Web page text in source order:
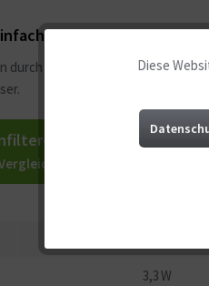
zu installieren
durch ihre kompakte Bauweise,
Serie
3,3 W
Funktionale
Marketing
Diese